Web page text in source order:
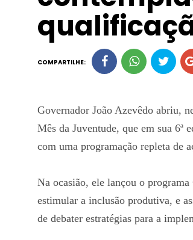
COMPARTILHE:
Governador João Azevêdo abriu,
Mês da Juventude, que em sua 6ª
com uma programação repleta de
Na ocasião, ele lançou o
estimular a inclusão produtiva, e
de debater estratégias para a